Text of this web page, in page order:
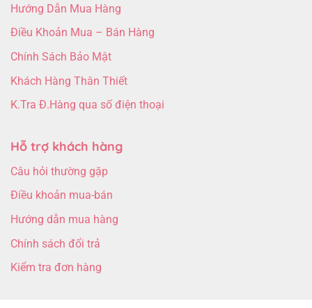
Hướng Dẫn Mua Hàng
Điều Khoản Mua – Bán Hàng
Chính Sách Bảo Mật
Khách Hàng Thân Thiết
K.Tra Đ.Hàng qua số điện thoại
Hỗ trợ khách hàng
Câu hỏi thường gặp
Điều khoản mua-bán
Hướng dẫn mua hàng
Chính sách đổi trả
Kiểm tra đơn hàng